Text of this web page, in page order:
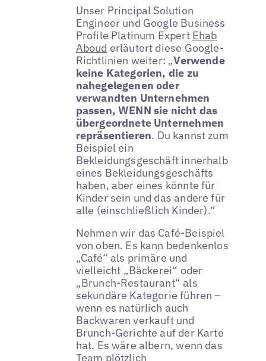
Unser Principal Solution
Engineer und Google Business
Profile Platinum Expert Ehab
Aboud erläutert diese Google-
Richtlinien weiter: „Verwende
keine Kategorien, die zu
nahegelegenen oder
verwandten Unternehmen
passen, WENN sie nicht das
übergeordnete Unternehmen
repräsentieren. Du kannst zum
Beispiel ein
Bekleidungsgeschäft innerhalb
eines Bekleidungsgeschäfts
haben, aber eines könnte für
Kinder sein und das andere für
alle (einschließlich Kinder).“
Nehmen wir das Café-Beispiel
von oben. Es kann bedenkenlos
„Café“ als primäre und
vielleicht „Bäckerei“ oder
„Brunch-Restaurant“ als
sekundäre Kategorie führen –
wenn es natürlich auch
Backwaren verkauft und
Brunch-Gerichte auf der Karte
hat. Es wäre albern, wenn das
Team plötzlich